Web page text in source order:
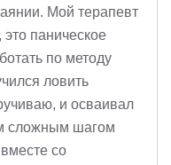
Мой терапевт
паническое
по методу
ловить
и осваивал
сложным шагом
со